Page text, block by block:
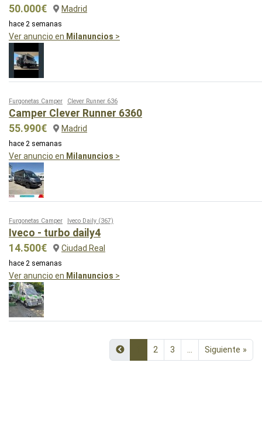
50.000€
Madrid
hace 2 semanas
Ver anuncio en Milanuncios >
Furgonetas Camper Clever Runner 636
Camper Clever Runner 6360
55.990€
Madrid
hace 2 semanas
Ver anuncio en Milanuncios >
Furgonetas Camper Iveco Daily (367)
Iveco - turbo daily4
14.500€
Ciudad Real
hace 2 semanas
Ver anuncio en Milanuncios >
2 3 ... Siguiente »